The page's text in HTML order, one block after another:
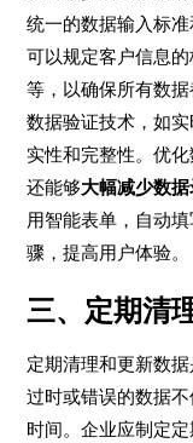
统一的数据输入标
可以规定客户信息
等，以确保所有数
数据验证技术，如
实性和完整性。优
还能够大幅减少数
用智能表单，自动
骤，提高用户体验。
三、定期清
定期清理和更新数
过时或错误的数据
时间。企业应制定